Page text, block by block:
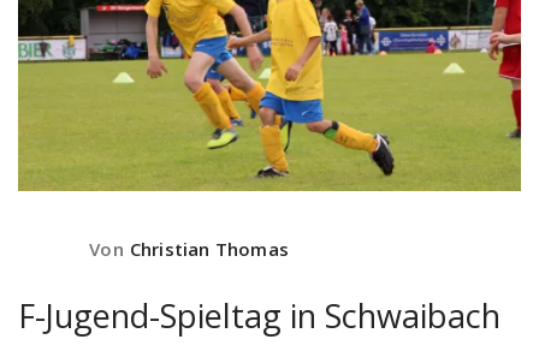
Von Christian Thomas
F-Jugend-Spieltag in Schwaibach